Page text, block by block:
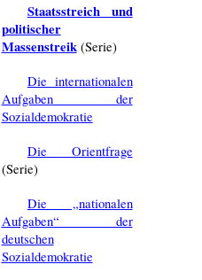
Staatsstreich und
politischer
Massenstreik(Serie)
Die internationalen
Aufgaben der
Sozialdemokratie
Die Orientfrage
(Serie)
Die „nationalen
Aufgaben“ der
deutschen
Sozialdemokratie